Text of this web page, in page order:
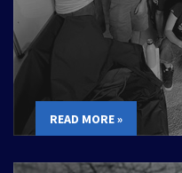
READ MORE »